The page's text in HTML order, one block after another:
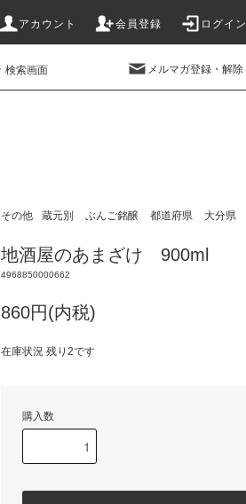
アカウント 会員登録 ログイン
検索画面 メルマガ登録・解除
その他 蔵元別 ぶんご銘醸 都道府県 大分県
地酒屋のあまざけ 900ml
4968850000662
860円(内税)
在庫状況 残り2です
購入数